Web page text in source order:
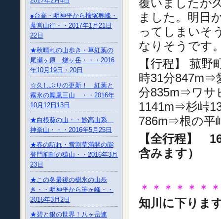
●台高・明神平から檜塚奥峰・
幕営山行・・2017年1月21日
22日
★秋晴れの山歩き・草紅葉の
尾瀬ヶ原 燧ヶ岳・・・2016
年10月19日・20日
☆久しぶりの更新！ 紅葉と
霧氷の鳳凰三山 ・・2016年
10月12日13日
★白根葵の山・・妙高山系
神奈山・・・2016年5月25日
★春の訪れ・雪割草満開の能
登門前町の猿山・・2016年3月
23日
★この冬最後の樹氷の山歩
き・・明神平から笹ヶ峰・・
2016年3月2日
★碧と銀の世界！八ヶ岳連
ました。明日
ってしまいそ
なりそうです
【行程】 菰
時31分847m⇒
分835m⇒ワサ
1141m⇒杉峠
786m⇒根の平
【全行程】
含みます）
＊＊＊＊＊＊
知川に下りま